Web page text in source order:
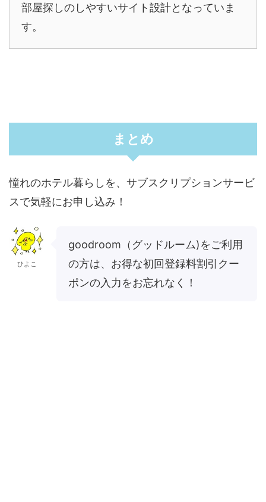
部屋探しのしやすいサイト設計となっていま
す。
まとめ
憧れのホテル暮らしを、サブスクリプションサービ
スで気軽にお申し込み！
ひよこ
goodroom（グッドルーム)をご利用
の方は、お得な初回登録料割引クー
ポンの入力をお忘れなく！